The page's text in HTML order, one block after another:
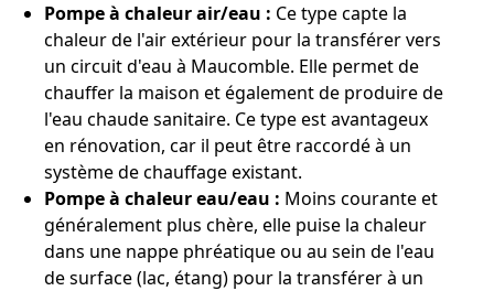
Pompe à chaleur air/eau : Ce type capte la
chaleur de l'air extérieur pour la transférer vers
un circuit d'eau à Maucomble. Elle permet de
chauffer la maison et également de produire de
l'eau chaude sanitaire. Ce type est avantageux
en rénovation, car il peut être raccordé à un
système de chauffage existant.
Pompe à chaleur eau/eau : Moins courante et
généralement plus chère, elle puise la chaleur
dans une nappe phréatique ou au sein de l'eau
de surface (lac, étang) pour la transférer à un